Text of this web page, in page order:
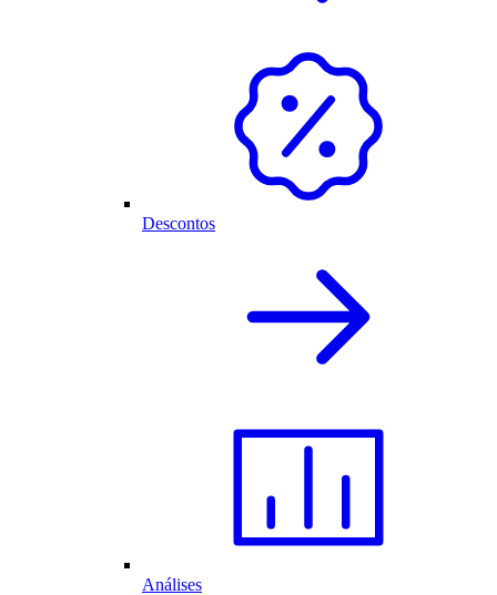
Descontos
Análises